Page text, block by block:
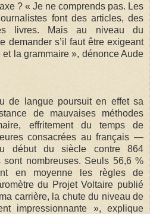
? « Je ne comprends pas. Les
font des articles, des
livres. Mais au niveau du
demander s’il faut être exigeant
et la grammaire », dénonce Aude
de langue poursuit en effet sa
de mauvaises méthodes
effritement du temps de
consacrées au français —
début du siècle contre 864
nombreuses. Seuls 56,6 %
en moyenne les règles de
du Projet Voltaire publié
carrière, la chute du niveau de
impressionnante », explique